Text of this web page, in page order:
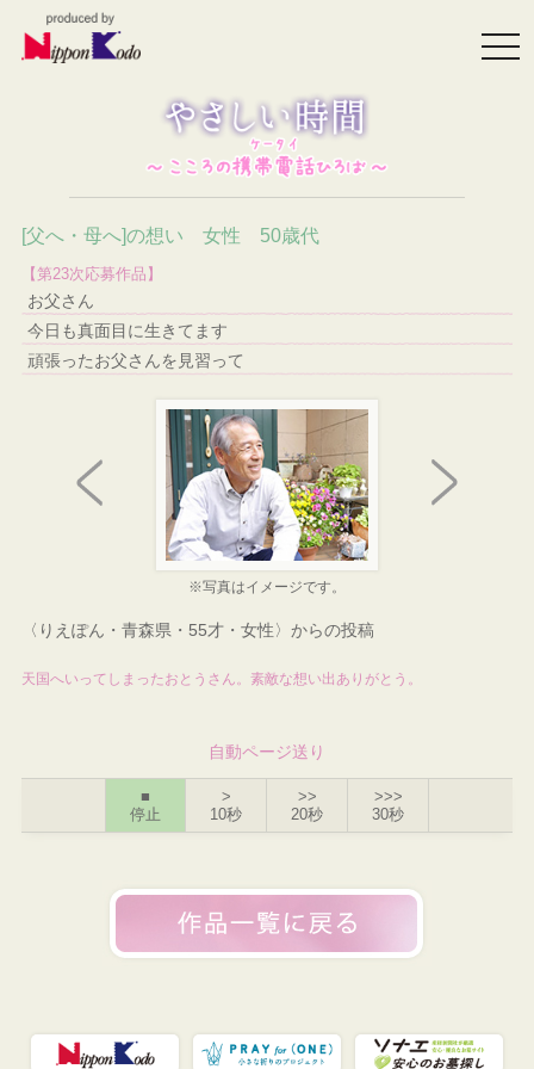
[父へ・母へ]の想い 女性 50歳代
【第23次応募作品】
お父さん
今日も真面目に生きてます
頑張ったお父さんを見習って
※写真はイメージです。
〈りえぽん・青森県・55才・女性〉からの投稿
天国へいってしまったおとうさん。素敵な想い出ありがとう。
自動ページ送り
■
停止
>
10秒
>>
20秒
>>>
30秒